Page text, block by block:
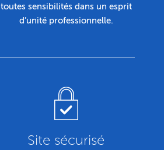
toutes sensibilités dans un esprit
d’unité professionnelle.
Site sécurisé